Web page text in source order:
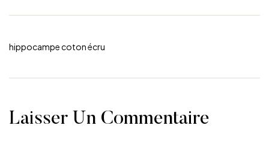
hippocampe coton écru
Laisser Un Commentaire